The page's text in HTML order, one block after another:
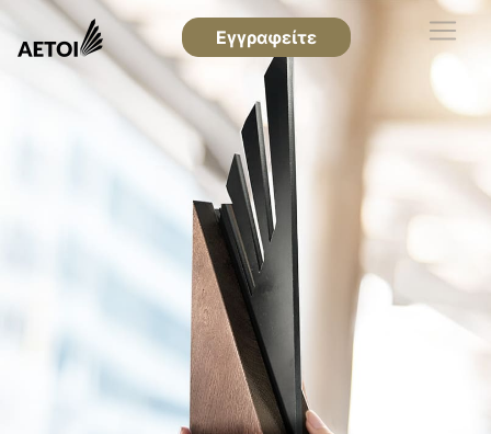
Εγγραφείτε